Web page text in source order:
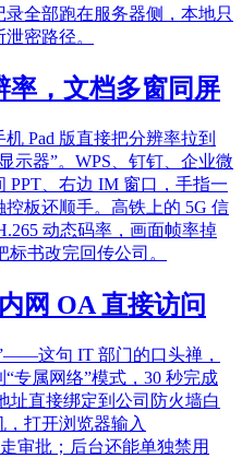
全部跑在服务器侧，本地只
密路径。
率，文档多窗同屏
Pad 版直接把分辨率拉到
示器”。WPS、钉钉、企业微
PPT、右边 IM 窗口，手指一
板还顺手。高铁上的 5G 信
动态码率，画面帧率掉
书改完回传公司。
网 OA 直接访问
这句 IT 部门的口头禅，
专属网络”模式，30 秒完成
址直接绑定到公司防火墙白
打开浏览器输入
审批；后台还能单独禁用